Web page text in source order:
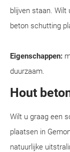
blijven staan. Wilt
beton schutting
Eigenschappen:
duurzaam.
Hout
Wilt u graag een
plaatsen in
natuurlijke